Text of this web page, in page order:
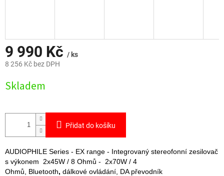
9 990 Kč / ks
8 256 Kč bez DPH
cena:
Skladem
Přidat do košíku
AUDIOPHILE Series - EX range - Integrovaný stereofonní zesilovač
s výkonem 2x45W / 8 Ohmů - 2x70W / 4
Ohmů, Bluetooth, dálkové ovládání, DA převodník